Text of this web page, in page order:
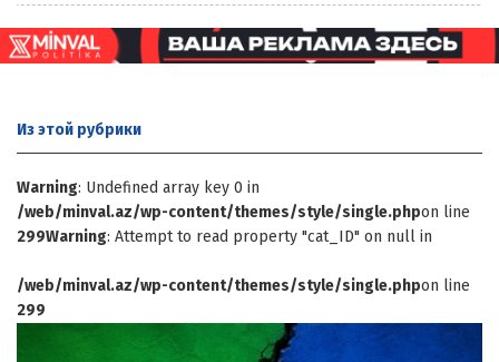
Из этой рубрики
Warning: Undefined array key 0 in
/web/minval.az/wp-content/themes/style/single.phpon line
299Warning: Attempt to read property "cat_ID" on null in
/web/minval.az/wp-content/themes/style/single.phpon line
299